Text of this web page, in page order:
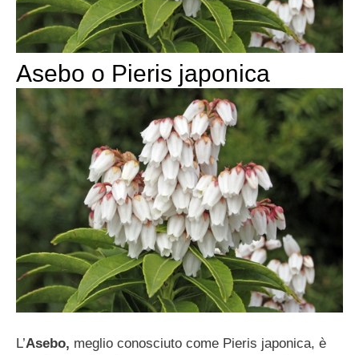
Asebo o Pieris japonica
L’Asebo, meglio conosciuto come Pieris japonica, è